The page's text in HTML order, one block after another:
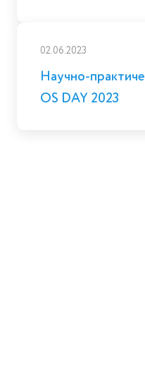
02.06.2023
Научно-
OS DAY 2023